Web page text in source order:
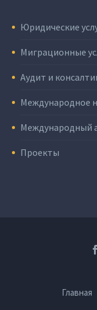
Юридические
Миграционные
Аудит и
Международное
Международный
Проекты
Главная